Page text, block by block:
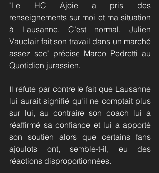
"Le HC Ajoie a pris des
renseignements sur moi et ma situation
à Lausanne. C’est normal, Julien
Vauclair fait son travail dans un marché
assez sec" précise Marco Pedretti au
Quotidien jurassien.
Il réfute par contre le fait que Lausanne
lui aurait signifié qu'il ne comptait plus
sur lui, au contraire son coach lui a
réaffirmé sa confiance et lui a apporté
son soutien alors que certains fans
ajoulots ont, semble-t-il, eu des
réactions disproportionnées.